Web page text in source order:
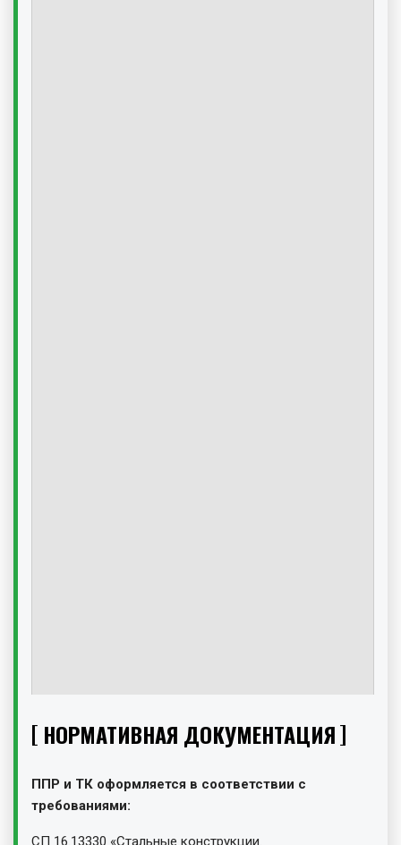
НОРМАТИВНАЯ ДОКУМЕНТАЦИЯ
ППР и ТК оформляется в соответствии с
требованиями:
СП 16.13330 «Стальные конструкции.